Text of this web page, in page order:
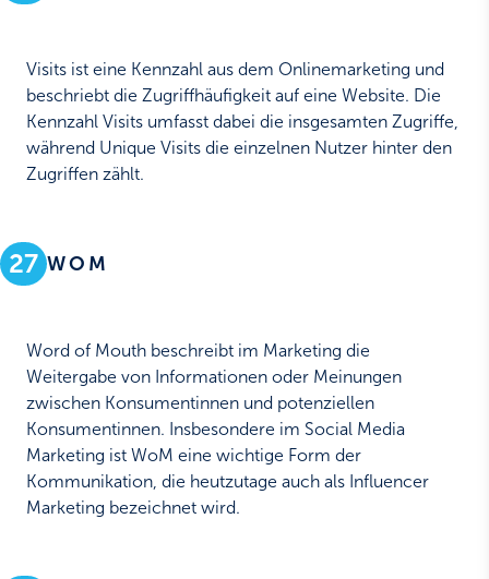
Visits ist eine Kennzahl aus dem Onlinemarketing und
beschriebt die Zugriffhäufigkeit auf eine Website. Die
Kennzahl Visits umfasst dabei die insgesamten Zugriffe,
während Unique Visits die einzelnen Nutzer hinter den
Zugriffen zählt.
27 WOM
Word of Mouth beschreibt im Marketing die
Weitergabe von Informationen oder Meinungen
zwischen Konsumentinnen und potenziellen
Konsumentinnen. Insbesondere im Social Media
Marketing ist WoM eine wichtige Form der
Kommunikation, die heutzutage auch als Influencer
Marketing bezeichnet wird.